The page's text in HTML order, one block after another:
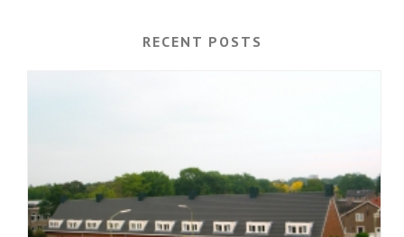
RECENT POSTS